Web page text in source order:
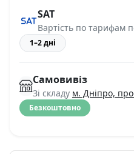
SAT
Вартість по тарифам
1–2 дні
Самовивіз
Зі складу м. Дніпро,
Безкоштовно